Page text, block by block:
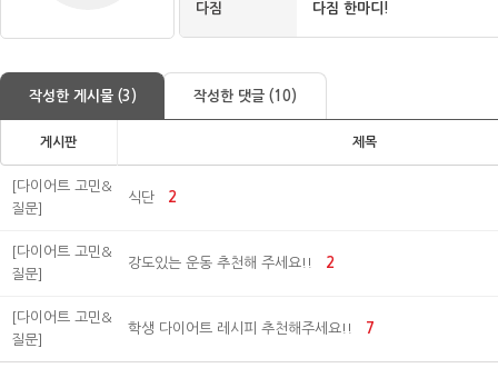
다짐 다짐 한마디!
작성한 게시물 (3) 작성한 댓글 (10)
게시판 제목
[다이어트 고민&
질문]
식단 2
[다이어트 고민&
질문]
강도있는 운동 추천해 주세요!! 2
[다이어트 고민&
질문]
학생 다이어트 레시피 추천해주세요!! 7